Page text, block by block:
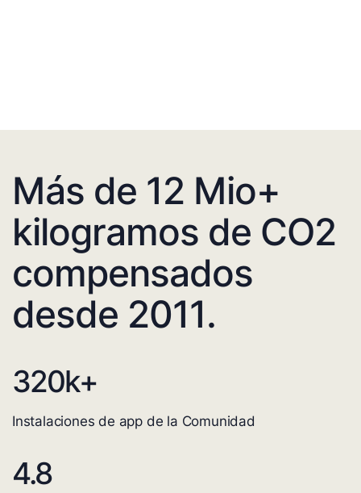
Más de 12 Mio+
kilogramos de CO2
compensados
desde 2011.
320k+
Instalaciones de app de la Comunidad
4.8